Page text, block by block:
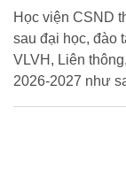
Học viện CSND
sau đại học, đào
VLVH, Liên
2026-2027 như